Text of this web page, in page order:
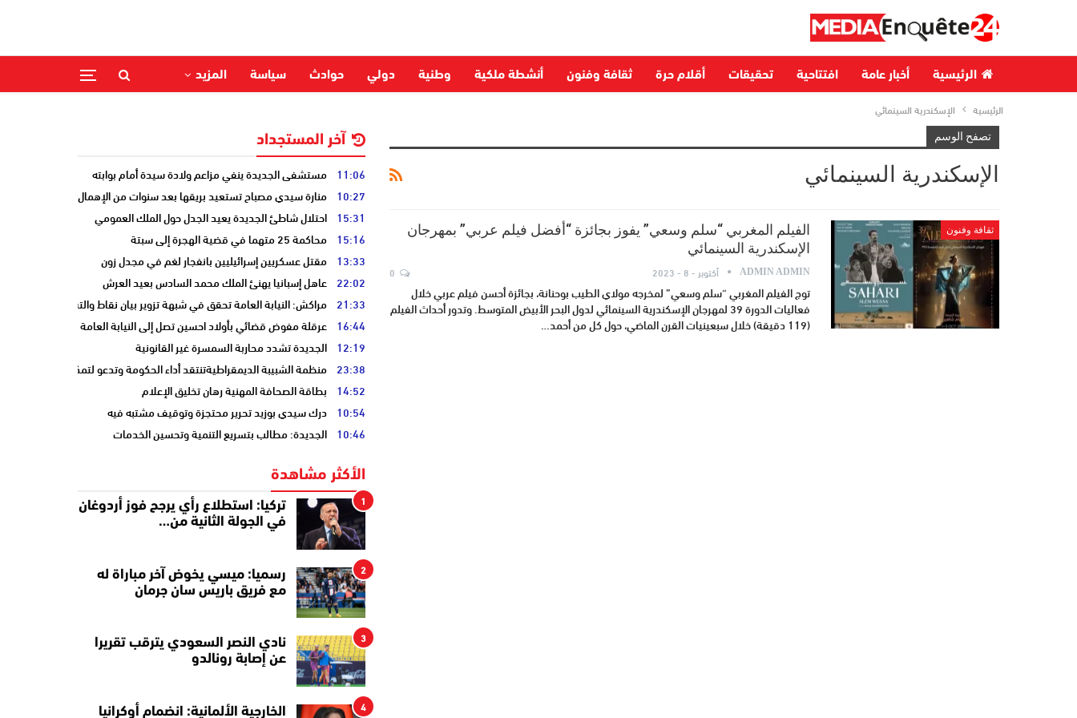
الرئيسية أخبار عامة افتتاحية تحقيقات أقلام حرة ثقافة وفنون أنشطة ملكية وطنية دولي حوادث سياسة المزيد
الرئيسية الإسكندرية السينمائي
تصفح الوسم
الإسكندرية السينمائي
ثقافة وفنون
الفيلم المغربي “سلم وسعي” يفوز بجائزة “أفضل فيلم عربي” بمهرجان
الإسكندرية السينمائي
ADMIN ADMIN أكتوبر - 8 - 2023
توج الفيلم المغربي “سلم وسعي” لمخرجه مولاي الطيب بوحنانة، بجائزة أحسن فيلم عربي خلال
فعاليات الدورة 39 لمهرجان الإسكندرية السينمائي لدول البحر الأبيض المتوسط. وتدور أحداث الفيلم
(119 دقيقة) خلال سبعينيات القرن الماضي، حول كل من أحمد…
آخر المستجداد
11:06 مستشفى الجديدة ينفي مزاعم ولادة سيدة أمام بوابته
10:27 منارة سيدي مصباح تستعيد بريقها بعد سنوات من الإهمال
15:31 احتلال شاطئ الجديدة يعيد الجدل حول الملك العمومي
15:16 محاكمة 25 متهما في قضية الهجرة إلى سبتة
13:33 مقتل عسكريين إسرائيليين بانفجار لغم في مجدل زون
22:02 عاهل إسبانيا يهنئ الملك محمد السادس بعيد العرش
21:33 مراكش: النيابة العامة تحقق في شبهة تزوير بيان نقاط والتشهير بطالب
16:44 عرقلة مفوض قضائي بأولاد احسين تصل إلى النيابة العامة
12:19 الجديدة تشدد محاربة السمسرة غير القانونية
23:38 منظمة الشبيبة الديمقراطيةتنتقد أداء الحكومة وتدعو لتمكين الشباب
14:52 بطاقة الصحافة المهنية رهان تخليق الإعلام
10:54 درك سيدي بوزيد تحرير محتجزة وتوقيف مشتبه فيه
10:46 الجديدة: مطالب بتسريع التنمية وتحسين الخدمات
الأكثر مشاهدة
1
تركيا: استطلاع رأي يرجح فوز أردوغان
في الجولة الثانية من…
2
رسميا: ميسي يخوض آخر مباراة له
مع فريق باريس سان جرمان
3
نادي النصر السعودي يترقب تقريرا
عن إصابة رونالدو
4 الخارجية الألمانية: انضمام أوكرانيا